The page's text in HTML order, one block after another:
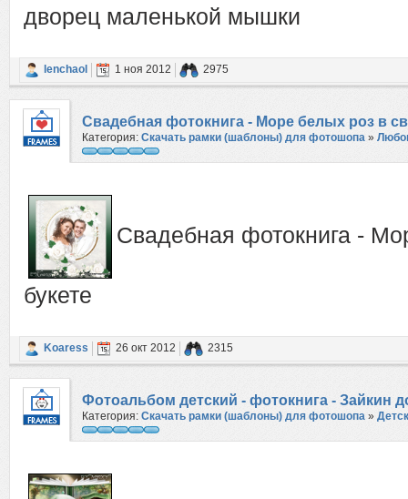
дворец маленькой мышки
lenchaol 1 ноя 2012 2975
Свадебная фотокнига - Море белых роз в
Категория: Скачать рамки (шаблоны) для фотошопа »
Свадебная фотокнига -
букете
Koaress 26 окт 2012 2315
Фотоальбом детский - фотокнига - Зайкин
Категория: Скачать рамки (шаблоны) для фотошопа »